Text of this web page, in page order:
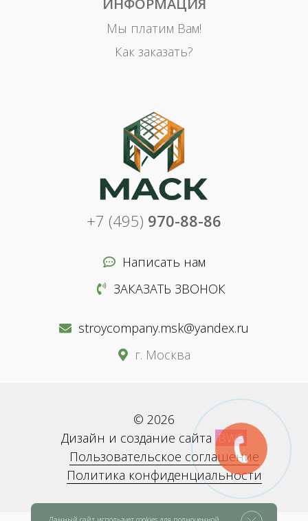
Мы платим Вам!
Как заказать?
+7 (495) 970-88-86
Написать нам
ЗАКАЗАТЬ ЗВОНОК
stroycompany.msk@yandex.ru
г. Москва
© 2026
Дизайн и создание сайта BWS
Пользовательское соглашение
Политика конфиденциальности